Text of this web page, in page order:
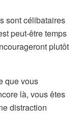
sont célibataires
peut-être temps
plutôt
que vous
là, vous êtes
distraction